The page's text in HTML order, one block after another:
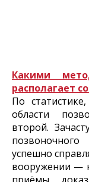
Какими
располагает
По
области
второй.
успешно
вооружении —